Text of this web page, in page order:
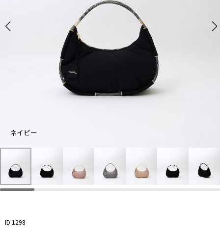
ID 1298
ネイビー
ブ